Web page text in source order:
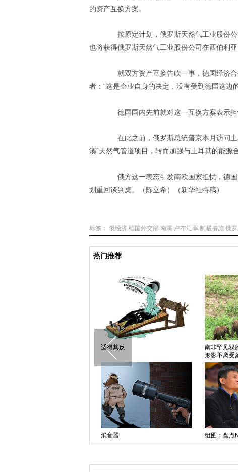
的资产互换方案。
按原定计划，俄罗斯天然气工业股份公
也将获得俄罗斯天然气工业股份公司在西伯利亚
就双方资产互换告吹一事，德国经济合
者：“这是企业自身的决定，没有受到德国这边
德国国内先前就对这一互换方案表示担
在此之前，俄罗斯总统普京本月访问土
溪”天然气管道项目，转而加强与土耳其的能源合
俄方这一表态引发南欧国家担忧，德国
划重回谈判桌。（陈立希）（新华社特稿）
标签： 俄经济 德国外交部 南溪 卢布汇率 制裁措施 俄
热门推荐
适得其反
南非罕见双
形影不离受
消音器
组图：盘点
还大牌的观